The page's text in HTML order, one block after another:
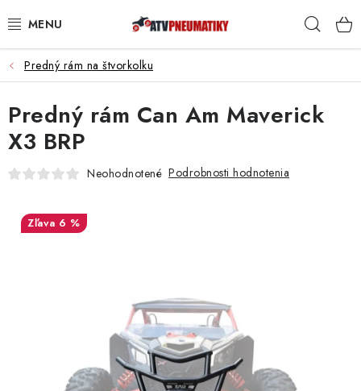
na
PNEUMATIKY
DISKY
ROZŠIROVACIE PODLOŽKY
OCHRANNÉ RÁMY
NÁVLEKY TLMIČOV
Predný rám na štvorkolku
Predný rám Can Am Maverick
X3 BRP
Neohodnotené Podrobnosti hodnotenia
6 %